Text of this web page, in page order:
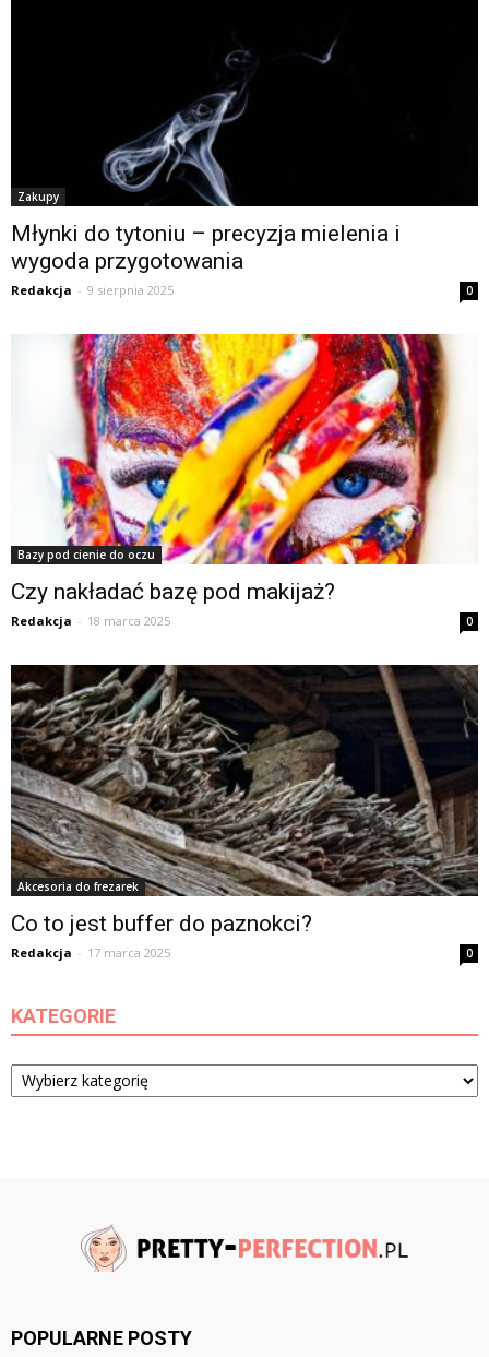
Zakupy
Młynki do tytoniu – precyzja mielenia i
wygoda przygotowania
Redakcja - 9 sierpnia 2025 0
Bazy pod cienie do oczu
Czy nakładać bazę pod makijaż?
Redakcja - 18 marca 2025 0
Akcesoria do frezarek
Co to jest buffer do paznokci?
Redakcja - 17 marca 2025 0
KATEGORIE
Kategorie
POPULARNE POSTY